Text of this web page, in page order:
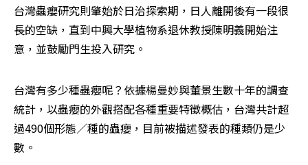
台灣蟲癭研究則肇始於日治探索期，日人離開後有一段很
長的空缺，直到中興大學植物系退休教授陳明義開始注
意，並鼓勵門生投入研究。
台灣有多少種蟲癭呢？依據楊曼妙與董景生數十年的調查
統計，以蟲癭的外觀搭配各種重要特徵概估，台灣共計超
過490個形態／種的蟲癭，目前被描述發表的種類仍是少
數。